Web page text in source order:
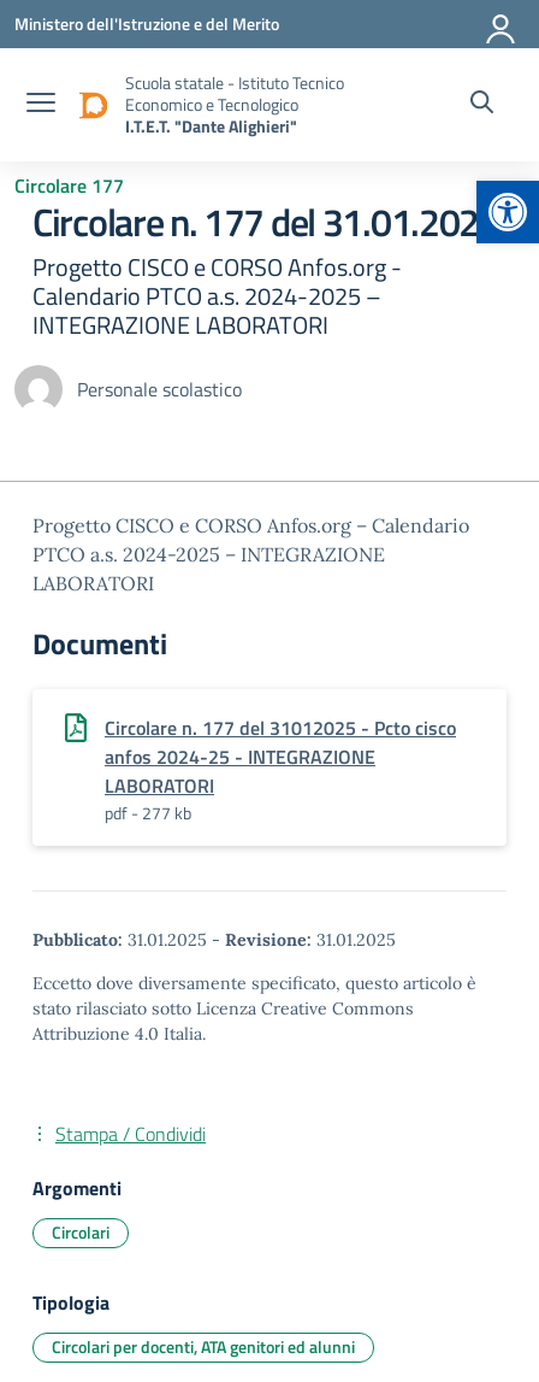
Vai ai contenuti
Vai al menu di navigazione
Vai al footer
Ministero dell'Istruzione e del Merito
Scuola statale - Istituto Tecnico
Economico e Tecnologico
I.T.E.T. "Dante Alighieri"
Circolare 177
Circolare n. 177 del 31.01.2025
Progetto CISCO e CORSO Anfos.org -
Calendario PTCO a.s. 2024-2025 –
INTEGRAZIONE LABORATORI
Personale scolastico
Progetto CISCO e CORSO Anfos.org – Calendario
PTCO a.s. 2024-2025 – INTEGRAZIONE
LABORATORI
Documenti
Circolare n. 177 del 31012025 - Pcto cisco
anfos 2024-25 - INTEGRAZIONE
LABORATORI
pdf - 277 kb
Pubblicato: 31.01.2025 - Revisione: 31.01.2025
Eccetto dove diversamente specificato, questo articolo è
stato rilasciato sotto Licenza Creative Commons
Attribuzione 4.0 Italia.
Stampa / Condividi
Argomenti
Circolari
Tipologia
Circolari per docenti, ATA genitori ed alunni